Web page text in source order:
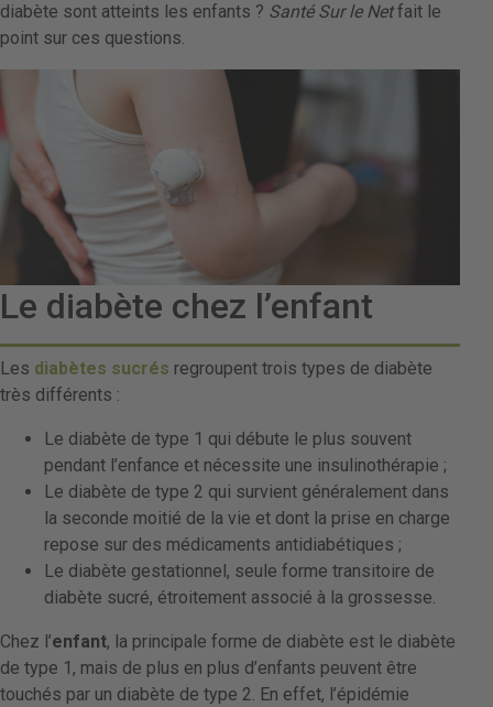
diabète sont atteints les enfants ? Santé Sur le Netfait le
point sur ces questions.
Le diabète chez l’enfant
Les diabètes sucrés regroupent trois types de diabète
très différents :
Le diabète de type 1 qui débute le plus souvent
pendant l’enfance et nécessite une insulinothérapie ;
Le diabète de type 2 qui survient généralement dans
la seconde moitié de la vie et dont la prise en charge
repose sur des médicaments antidiabétiques ;
Le diabète gestationnel, seule forme transitoire de
diabète sucré, étroitement associé à la grossesse.
Chez l’enfant, la principale forme de diabète est le diabète
de type 1, mais de plus en plus d’enfants peuvent être
touchés par un diabète de type 2. En effet, l’épidémie